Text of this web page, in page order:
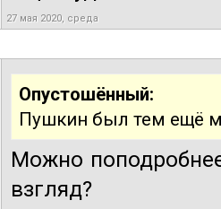
27 мая 2020, среда
Опустошённый:
Пушкин был тем ещё
Можно
взгляд?